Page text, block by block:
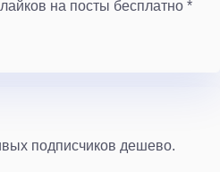
на посты бесплатно *
подписчиков дешево.